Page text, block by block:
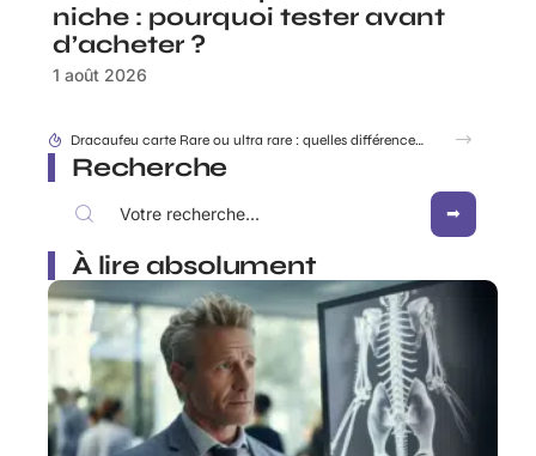
niche : pourquoi tester avant
d’acheter ?
1 août 2026
Rabbit Finder : découvrir l’appli pour ne plus égarer ses affaires
Recherche
À lire absolument